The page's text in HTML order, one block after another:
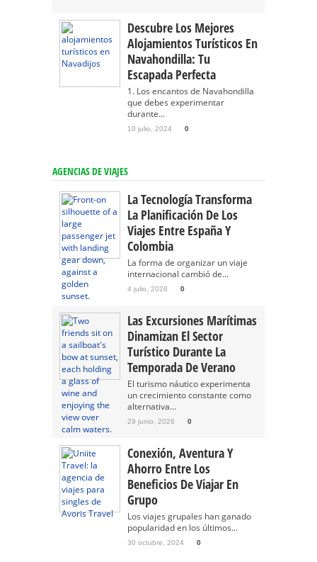
Descubre Los Mejores
Alojamientos Turísticos En
Navahondilla: Tu
Escapada Perfecta
1. Los encantos de Navahondilla
que debes experimentar
durante...
10 julio, 2024 0
AGENCIAS DE VIAJES
La Tecnología Transforma
La Planificación De Los
Viajes Entre España Y
Colombia
La forma de organizar un viaje
internacional cambió de...
4 julio, 2026 0
Las Excursiones Marítimas
Dinamizan El Sector
Turístico Durante La
Temporada De Verano
El turismo náutico experimenta
un crecimiento constante como
alternativa...
29 junio, 2026 0
Conexión, Aventura Y
Ahorro Entre Los
Beneficios De Viajar En
Grupo
Los viajes grupales han ganado
popularidad en los últimos...
30 octubre, 2024 0